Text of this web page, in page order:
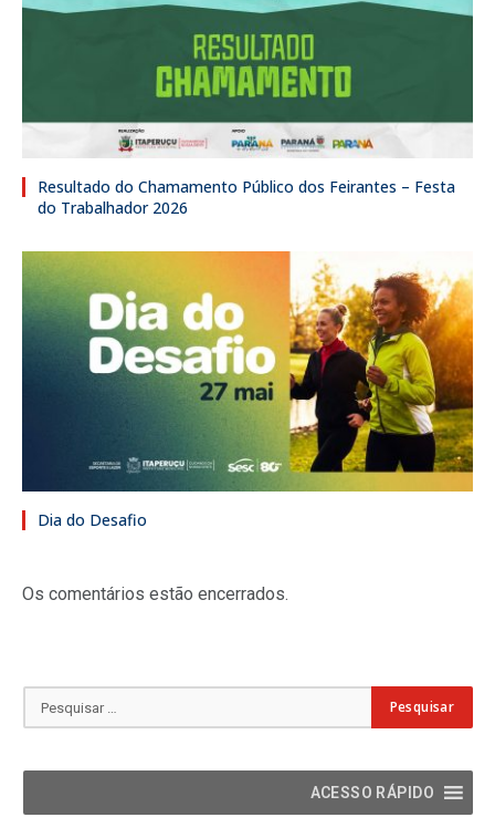
Resultado do Chamamento Público dos Feirantes – Festa
do Trabalhador 2026
Dia do Desafio
Os comentários estão encerrados.
ACESSO RÁPIDO